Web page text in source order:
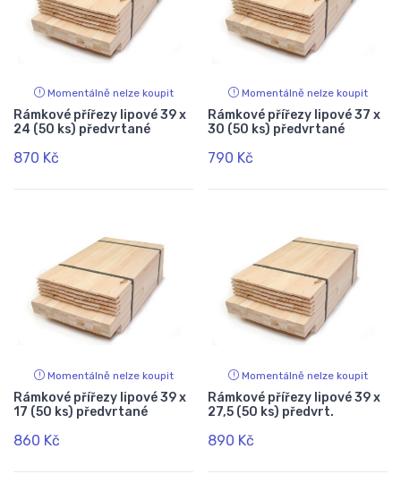
Momentálně nelze koupit
Rámkové přířezy lipové 39 x
24 (50 ks) předvrtané
870 Kč
Momentálně nelze koupit
Rámkové přířezy lipové 37 x
30 (50 ks) předvrtané
790 Kč
Momentálně nelze koupit
Rámkové přířezy lipové 39 x
17 (50 ks) předvrtané
860 Kč
Momentálně nelze koupit
Rámkové přířezy lipové 39 x
27,5 (50 ks) předvrt.
890 Kč